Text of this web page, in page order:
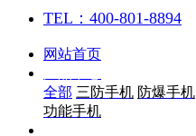
TEL：400-801-8894
网站首页
全部 三防手机 防爆手机
功能手机